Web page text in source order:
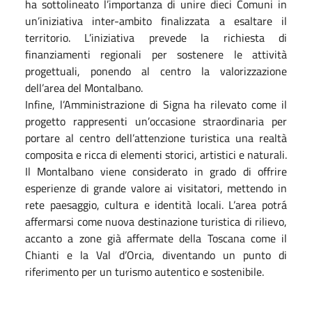
ha sottolineato l’importanza di unire dieci Comuni in
un’iniziativa inter-ambito finalizzata a esaltare il
territorio. L’iniziativa prevede la richiesta di
finanziamenti regionali per sostenere le attività
progettuali, ponendo al centro la valorizzazione
dell’area del Montalbano.
Infine, l’Amministrazione di Signa ha rilevato come il
progetto rappresenti un’occasione straordinaria per
portare al centro dell’attenzione turistica una realtà
composita e ricca di elementi storici, artistici e naturali.
Il Montalbano viene considerato in grado di offrire
esperienze di grande valore ai visitatori, mettendo in
rete paesaggio, cultura e identità locali. L’area potrá
affermarsi come nuova destinazione turistica di rilievo,
accanto a zone già affermate della Toscana come il
Chianti e la Val d’Orcia, diventando un punto di
riferimento per un turismo autentico e sostenibile.